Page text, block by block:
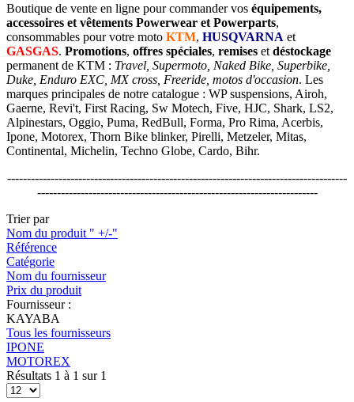
Boutique de vente en ligne pour commander vos équipements,
accessoires et vêtements Powerwear et Powerparts,
consommables pour votre moto KTM, HUSQVARNA et
GASGAS. Promotions, offres spéciales, remises et déstockage
permanent de KTM : Travel, Supermoto, Naked Bike, Superbike,
Duke, Enduro EXC, MX cross, Freeride, motos d'occasion. Les
marques principales de notre catalogue : WP suspensions, Airoh,
Gaerne, Revi't, First Racing, Sw Motech, Five, HJC, Shark, LS2,
Alpinestars, Oggio, Puma, RedBull, Forma, Pro Rima, Acerbis,
Ipone, Motorex, Thorn Bike blinker, Pirelli, Metzeler, Mitas,
Continental, Michelin, Techno Globe, Cardo, Bihr.
--------------------------------------------------------------------------------------
-----------------------------------------------------------------------
Trier par
Nom du produit " +/-"
Référence
Catégorie
Nom du fournisseur
Prix du produit
Fournisseur :
KAYABA
Tous les fournisseurs
IPONE
MOTOREX
Résultats 1 à 1 sur 1